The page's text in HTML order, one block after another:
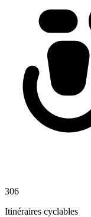
306
Itinéraires cyclables